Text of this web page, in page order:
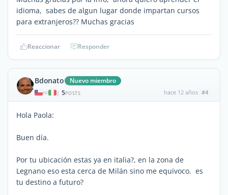
idioma, sabes de algun lugar donde impartan cursos
para extranjeros?? Muchas gracias
Reaccionar Responder
Bdonato Nuevo miembro
| 5POSTS hace 12 años #4
Hola Paola:
Buen día.
Por tu ubicación estas ya en italia?, en la zona de
Legnano eso esta cerca de Milán sino me equivoco. es
tu destino a futuro?